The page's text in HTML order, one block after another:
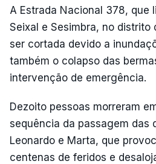
A Estrada Nacional 378, que
Seixal e Sesimbra, no distrito
ser cortada devido a
também o colapso das
intervenção de emergência.
Dezoito pessoas morreram
sequência da passagem das
Leonardo e Marta, que
centenas de feridos e